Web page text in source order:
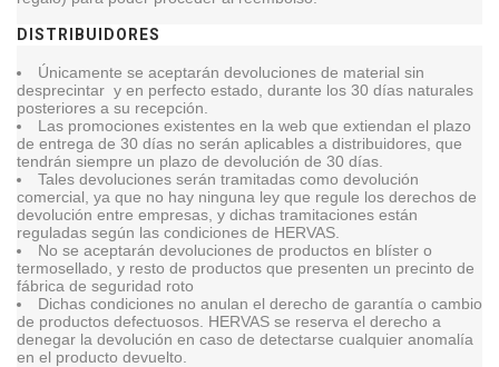
DISTRIBUIDORES
Únicamente se aceptarán devoluciones de material sin
desprecintar y en perfecto estado, durante los 30 días naturales
posteriores a su recepción.
Las promociones existentes en la web que extiendan el plazo
de entrega de 30 días no serán aplicables a distribuidores, que
tendrán siempre un plazo de devolución de 30 días.
Tales devoluciones serán tramitadas como devolución
comercial, ya que no hay ninguna ley que regule los derechos de
devolución entre empresas, y dichas tramitaciones están
reguladas según las condiciones de HERVAS.
No se aceptarán devoluciones de productos en blíster o
termosellado, y resto de productos que presenten un precinto de
fábrica de seguridad roto
Dichas condiciones no anulan el derecho de garantía o cambio
de productos defectuosos. HERVAS se reserva el derecho a
denegar la devolución en caso de detectarse cualquier anomalía
en el producto devuelto.